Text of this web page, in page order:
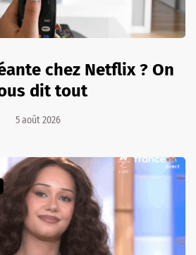
chez Netflix ? On
dit tout
5 août 2026